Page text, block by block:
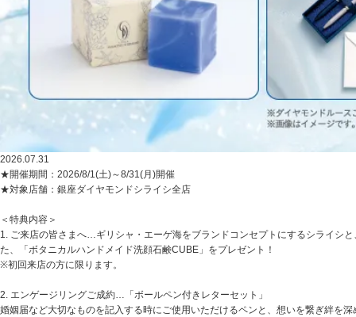
2026.07.31
★開催期間：2026/8/1(土)～8/31(月)開催
★対象店舗：銀座ダイヤモンドシライシ全店
＜特典内容＞
1. ご来店の皆さまへ…ギリシャ・エーゲ海をブランドコンセプトにするシライシ
た、「ボタニカルハンドメイド洗顔石鹸CUBE」をプレゼント！
※初回来店の方に限ります。
2. エンゲージリングご成約…「ボールペン付きレターセット」
婚姻届など大切なものを記入する時にご使用いただけるペンと、想いを繋ぎ絆を